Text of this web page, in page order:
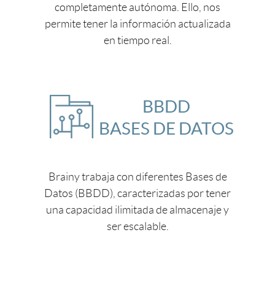
completamente autónoma. Ello, nos
permite tener la información actualizada
en tiempo real.
BBDD
BASES DE DATOS
Brainy trabaja con diferentes Bases de
Datos (BBDD), caracterizadas por tener
una capacidad ilimitada de almacenaje y
ser escalable.